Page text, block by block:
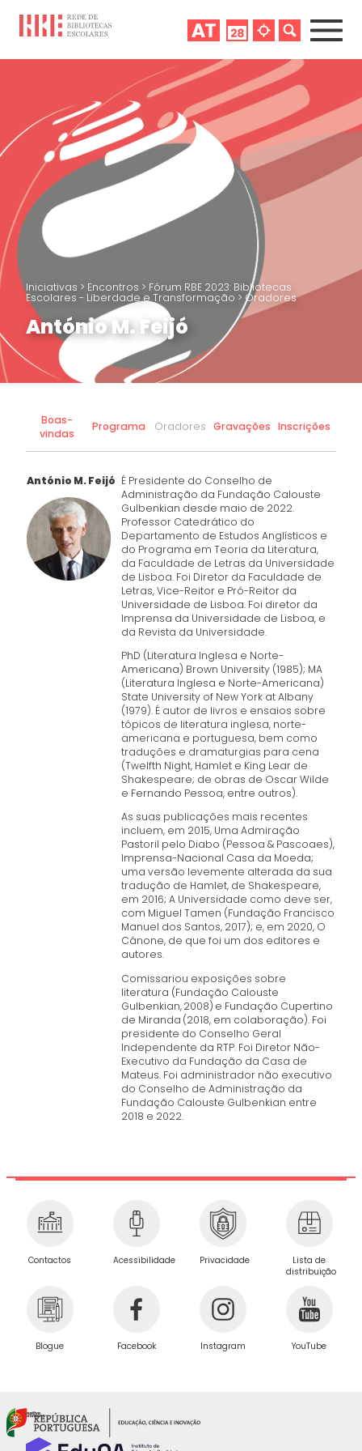
Iniciativas > Encontros > Fórum RBE 2023: Bibliotecas
Escolares - Liberdade e Transformação > Oradores
António M. Feijó
Boas-
vindas
Programa Oradores Gravações Inscrições
António M. Feijó É Presidente do Conselho de
Administração da Fundação Calouste
Gulbenkian desde maio de 2022.
Professor Catedrático do
Departamento de Estudos Anglísticos e
do Programa em Teoria da Literatura,
da Faculdade de Letras da Universidade
de Lisboa. Foi Diretor da Faculdade de
Letras, Vice-Reitor e Pró-Reitor da
Universidade de Lisboa. Foi diretor da
Imprensa da Universidade de Lisboa, e
da Revista da Universidade.
PhD (Literatura Inglesa e Norte-
Americana) Brown University (1985); MA
(Literatura Inglesa e Norte-Americana)
State University of New York at Albany
(1979). É autor de livros e ensaios sobre
tópicos de literatura inglesa, norte-
americana e portuguesa, bem como
traduções e dramaturgias para cena
(Twelfth Night, Hamlet e King Lear de
Shakespeare; de obras de Oscar Wilde
e Fernando Pessoa, entre outros).
As suas publicações mais recentes
incluem, em 2015, Uma Admiração
Pastoril pelo Diabo (Pessoa & Pascoaes),
Imprensa-Nacional Casa da Moeda;
uma versão levemente alterada da sua
tradução de Hamlet, de Shakespeare,
em 2016; A Universidade como deve ser,
com Miguel Tamen (Fundação Francisco
Manuel dos Santos, 2017); e, em 2020, O
Cânone, de que foi um dos editores e
autores.
Comissariou exposições sobre
literatura (Fundação Calouste
Gulbenkian, 2008) e Fundação Cupertino
de Miranda (2018, em colaboração). Foi
presidente do Conselho Geral
Independente da RTP. Foi Diretor Não-
Executivo da Fundação da Casa de
Mateus. Foi administrador não executivo
do Conselho de Administração da
Fundação Calouste Gulbenkian entre
2018 e 2022.
Contactos Acessibilidade Privacidade
Lista de
distribuição
Blogue Facebook Instagram YouTube